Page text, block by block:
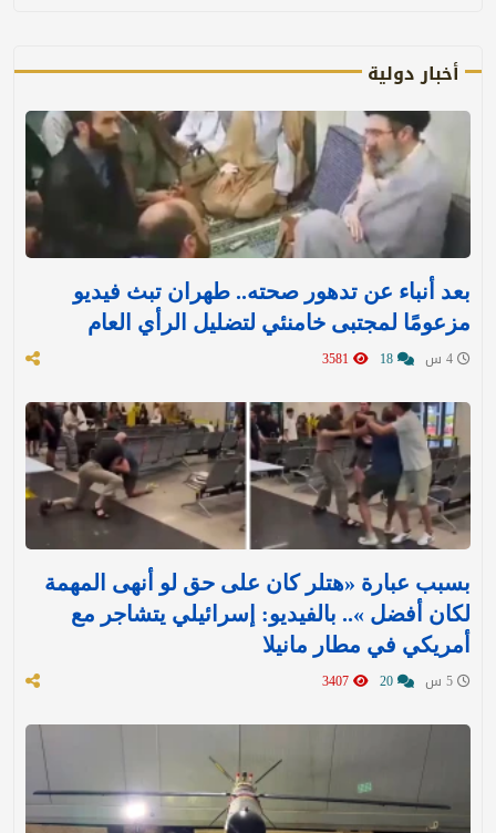
أخبار دولية
بعد أنباء عن تدهور صحته.. طهران تبث فيديو
مزعومًا لمجتبى خامنئي لتضليل الرأي العام
بسبب عبارة «هتلر كان على حق لو أنهى المهمة
لكان أفضل ».. بالفيديو: إسرائيلي يتشاجر مع
أمريكي في مطار مانيلا